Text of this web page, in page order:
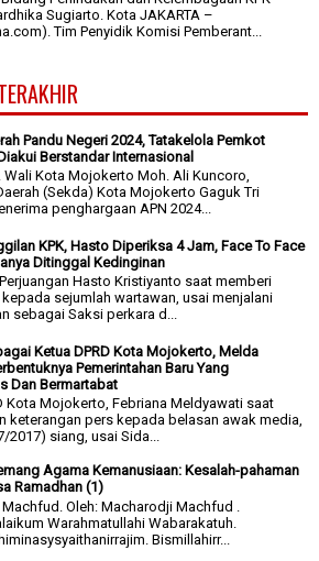
Sugiarto. Kota JAKARTA –
Tim Penyidik Komisi Pemberant...
Pandu Negeri 2024, Tatakelola Pemkot
Berstandar Internasional
Wali Kota Mojokerto Moh. Ali Kuncoro,
(Sekda) Kota Mojokerto Gaguk Tri
penghargaan APN 2024...
KPK, Hasto Diperiksa 4 Jam, Face To Face
Ditinggal Kedinginan
Hasto Kristiyanto saat memberi
sejumlah wartawan, usai menjalani
sebagai Saksi perkara d...
Ketua DPRD Kota Mojokerto, Melda
Pemerintahan Baru Yang
Dan Bermartabat
Kota Mojokerto, Febriana Meldyawati saat
keterangan pers kepada belasan awak media,
2017) siang, usai Sida...
Agama Kemanusiaan: Kesalah-pahaman
Ramadhan (1)
Oleh: Macharodji Machfud .
Warahmatullahi Wabarakatuh.
Bismillahirr...